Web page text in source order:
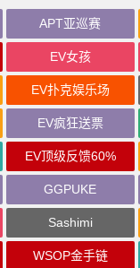
APT亚巡赛
EV女孩
EV扑克娱乐场
EV疯狂送票
EV顶级反馈60%
GGPUKE
Sashimi
WSOP金手链